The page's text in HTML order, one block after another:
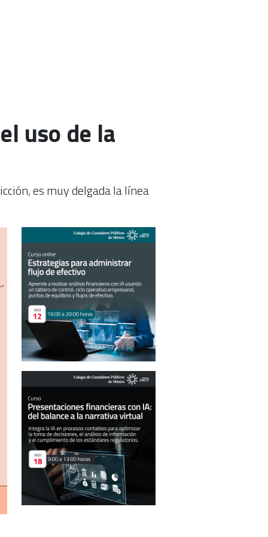
uso de la
es muy delgada la línea